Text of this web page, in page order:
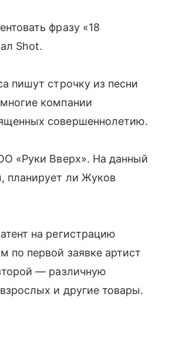
фразу «18
Shot.
пишут строчку из песни
компании
совершеннолетию.
«Руки Вверх». На данный
планирует ли Жуков
на регистрацию
по первой заявке артист
— различную
и другие товары.